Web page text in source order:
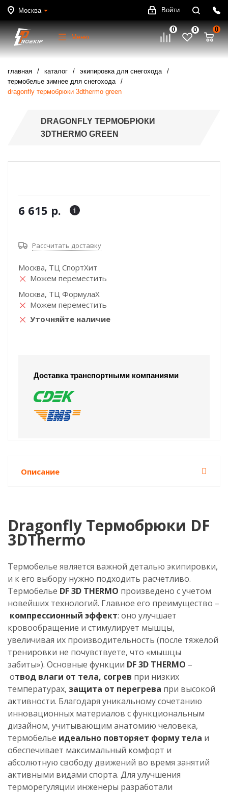
Москва Войти
Меню
0 0 0
главная каталог
экипировка для снегохода
термобелье зимнее для снегохода
dragonfly термобрюки 3dthermo green
DRAGONFLY ТЕРМОБРЮКИ
3DTHERMO GREEN
6 615 р.
Рассчитать доставку
Москва, ТЦ СпортХит
Можем переместить
Москва, ТЦ ФормулаХ
Можем переместить
Уточняйте наличие
Доставка транспортными компаниями
Описание
Dragonfly Термобрюки DF
3DThermo
Термобелье является важной деталью экипировки,
и к его выбору нужно подходить расчетливо.
Термобелье DF 3D THERMO произведено с учетом
новейших технологий. Главное его преимущество –
компрессионный эффект: оно улучшает
кровообращение и стимулирует мышцы,
увеличивая их производительность (после тяжелой
тренировки не почувствуете, что «мышцы
забиты»). Основные функции DF 3D THERMO –
отвод влаги от тела, согрев при низких
температурах, защита от перегрева при высокой
активности. Благодаря уникальному сочетанию
инновационных материалов с функциональным
дизайном, учитывающим анатомию человека,
термобелье идеально повторяет форму тела и
обеспечивает максимальный комфорт и
абсолютную свободу движений во время занятий
активными видами спорта. Для улучшения
терморегуляции инженеры разработали